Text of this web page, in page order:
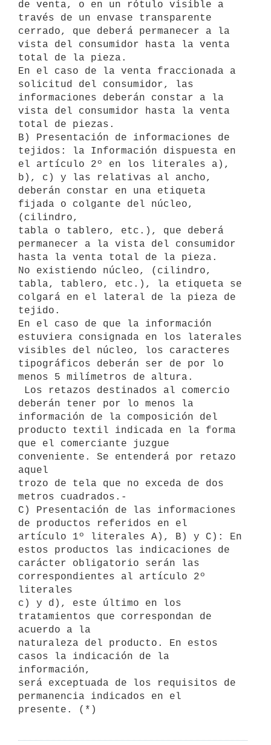
de venta, o en un rótulo visible a
través de un envase transparente
cerrado, que deberá permanecer a la
vista del consumidor hasta la venta
total de la pieza.
En el caso de la venta fraccionada a
solicitud del consumidor, las
informaciones deberán constar a la
vista del consumidor hasta la venta
total de piezas.
B) Presentación de informaciones de
tejidos: la Información dispuesta en
el artículo 2º en los literales a),
b), c) y las relativas al ancho,
deberán constar en una etiqueta
fijada o colgante del núcleo,
(cilindro,
tabla o tablero, etc.), que deberá
permanecer a la vista del consumidor
hasta la venta total de la pieza.
No existiendo núcleo, (cilindro,
tabla, tablero, etc.), la etiqueta se
colgará en el lateral de la pieza de
tejido.
En el caso de que la información
estuviera consignada en los laterales
visibles del núcleo, los caracteres
tipográficos deberán ser de por lo
menos 5 milímetros de altura.
deberán tener por lo menos la
información de la composición del
producto textil indicada en la forma
que el comerciante juzgue
conveniente. Se entenderá por retazo
aquel
trozo de tela que no exceda de dos
metros cuadrados.-
C) Presentación de las informaciones
de productos referidos en el
artículo 1º literales A), B) y C): En
estos productos las indicaciones de
carácter obligatorio serán las
correspondientes al artículo 2º
literales
c) y d), este último en los
tratamientos que correspondan de
acuerdo a la
naturaleza del producto. En estos
casos la indicación de la
información,
será exceptuada de los requisitos de
permanencia indicados en el